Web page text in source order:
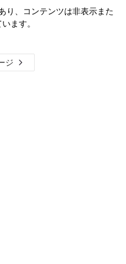
り、コンテンツは非表示また
ます。
ジ